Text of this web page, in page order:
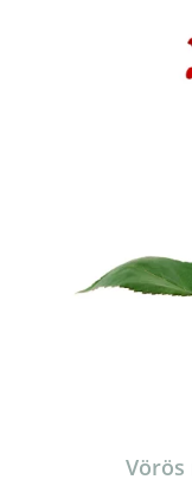
Vörös